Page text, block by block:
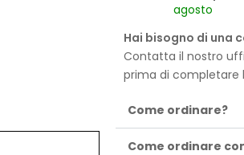
agosto
Hai bisogno di una
Contatta il nostro
prima di completare
Come ordinare?
Come ordinare